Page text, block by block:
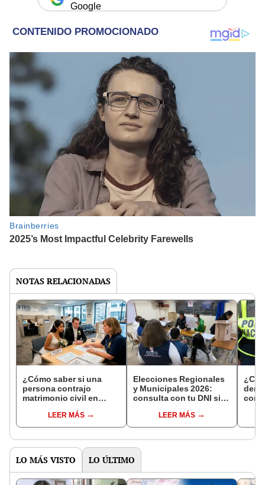
Google
NOTAS RELACIONADAS
¿Cómo saber si una
persona contrajo
matrimonio civil en
LEER MÁS
Elecciones Regionales
y Municipales 2026:
consulta con tu DNI si
de mesa para este 4 de
octubre en el link oficial
LEER MÁS
con
LO MÁS VISTO LO ÚLTIMO